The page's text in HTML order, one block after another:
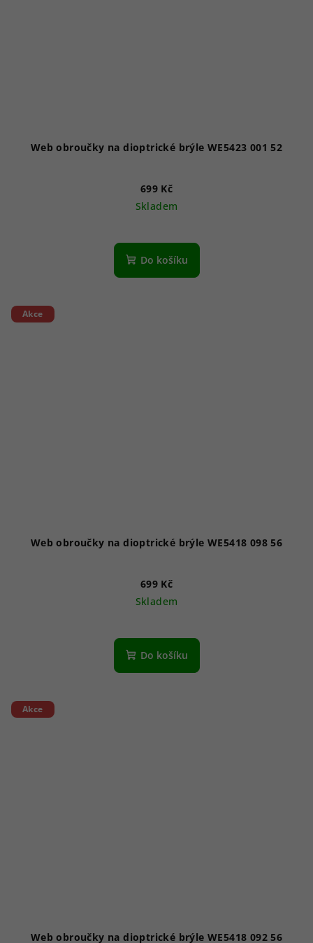
Web obroučky na dioptrické brýle WE5423 001 52
699 Kč
Skladem
Do košíku
Akce
Web obroučky na dioptrické brýle WE5418 098 56
699 Kč
Skladem
Do košíku
Akce
Web obroučky na dioptrické brýle WE5418 092 56